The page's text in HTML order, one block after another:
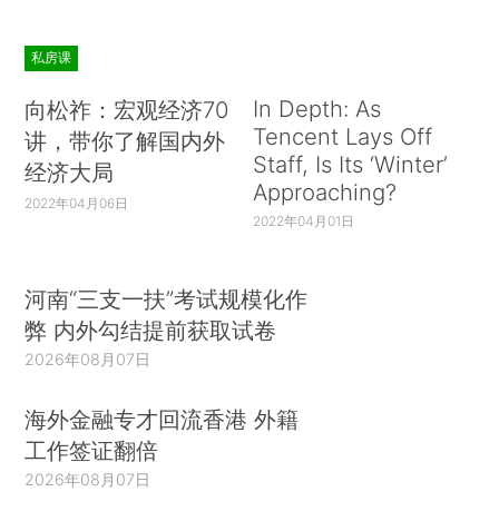
私房课
向松祚：宏观经济70
讲，带你了解国内外
经济大局
2022年04月06日
In Depth: As
Tencent Lays Off
Staff, Is Its ‘Winter’
Approaching?
2022年04月01日
河南“三支一扶”考试规模化作
弊 内外勾结提前获取试卷
2026年08月07日
海外金融专才回流香港 外籍
工作签证翻倍
2026年08月07日